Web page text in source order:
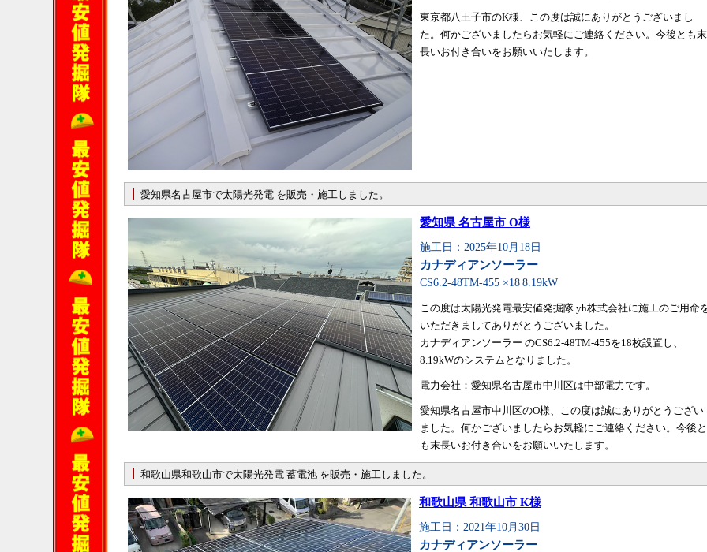
東京都八王子市のK様、この度は誠にありがとうございまし
た。何かございましたらお気軽にご連絡ください。今後とも末
長いお付き合いをお願いいたします。
愛知県名古屋市で太陽光発電 を販売・施工しました。
愛知県 名古屋市 O様
施工日：2025年10月18日
カナディアンソーラー
CS6.2-48TM-455 ×18 8.19kW
この度は太陽光発電最安値発掘隊 yh株式会社に施工のご用命
いただきましてありがとうございました。
カナディアンソーラー のCS6.2-48TM-455を18枚設置し、
8.19kWのシステムとなりました。
電力会社：愛知県名古屋市中川区は中部電力です。
愛知県名古屋市中川区のO様、この度は誠にありがとうござい
ました。何かございましたらお気軽にご連絡ください。今後と
も末長いお付き合いをお願いいたします。
和歌山県和歌山市で太陽光発電 蓄電池 を販売・施工しました。
和歌山県 和歌山市 K様
施工日：2021年10月30日
カナディアンソーラー